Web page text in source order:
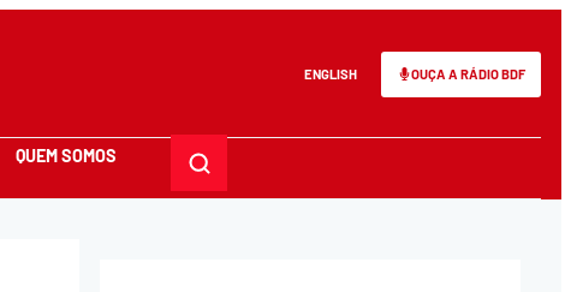
ENGLISH OUÇA A RÁDIO BDF
QUEM SOMOS